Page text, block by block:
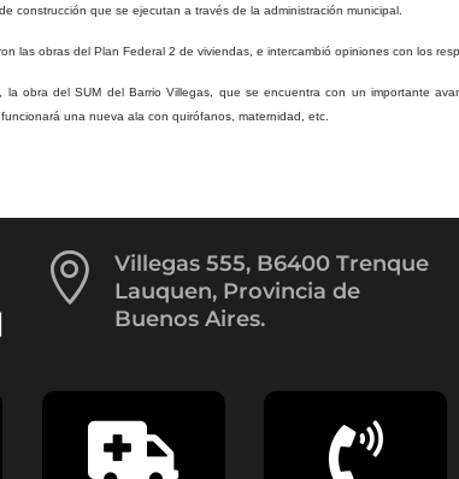
construcción que se ejecutan a través de la administración municipal.
las obras del Plan Federal 2 de viviendas, e intercambió opiniones con los
la obra del SUM del Barrio Villegas, que se encuentra con un importante
una nueva ala con quirófanos, maternidad, etc.

Villegas 555, B6400 Trenque
Lauquen, Provincia de
Buenos Aires.
 